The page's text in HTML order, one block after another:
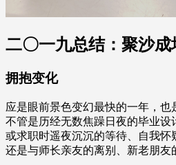
二〇一九总结：聚沙成
拥抱变化
应是眼前景色变幻最快的一年，也
不管是历经无数焦躁日夜的毕业设
或求职时遥夜沉沉的等待、自我怀
还是与师长亲友的离别、新老朋